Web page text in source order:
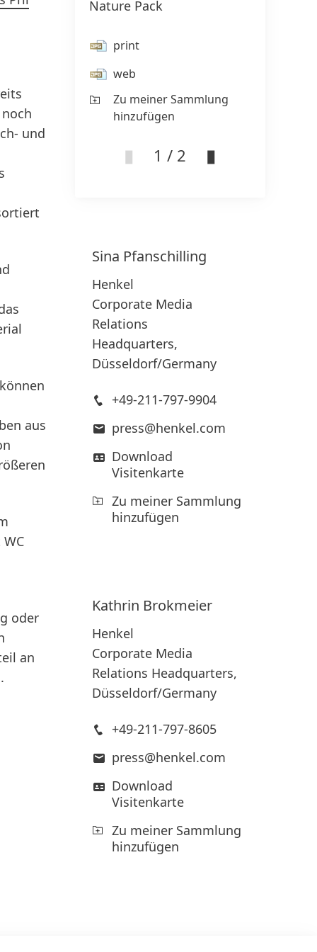
und
aus
oder
an
Nature Pack
print
web
Zu meiner Sammlung
hinzufügen
1 / 2
Sina Pfanschilling
Henkel
Corporate Media
Relations
Headquarters,
Düsseldorf/Germany
+49-211-797-9904
press@henkel.com
Download
Visitenkarte
Zu meiner Sammlung
hinzufügen
Kathrin Brokmeier
Henkel
Corporate Media
Relations Headquarters,
Düsseldorf/Germany
+49-211-797-8605
press@henkel.com
Download
Visitenkarte
Zu meiner Sammlung
hinzufügen